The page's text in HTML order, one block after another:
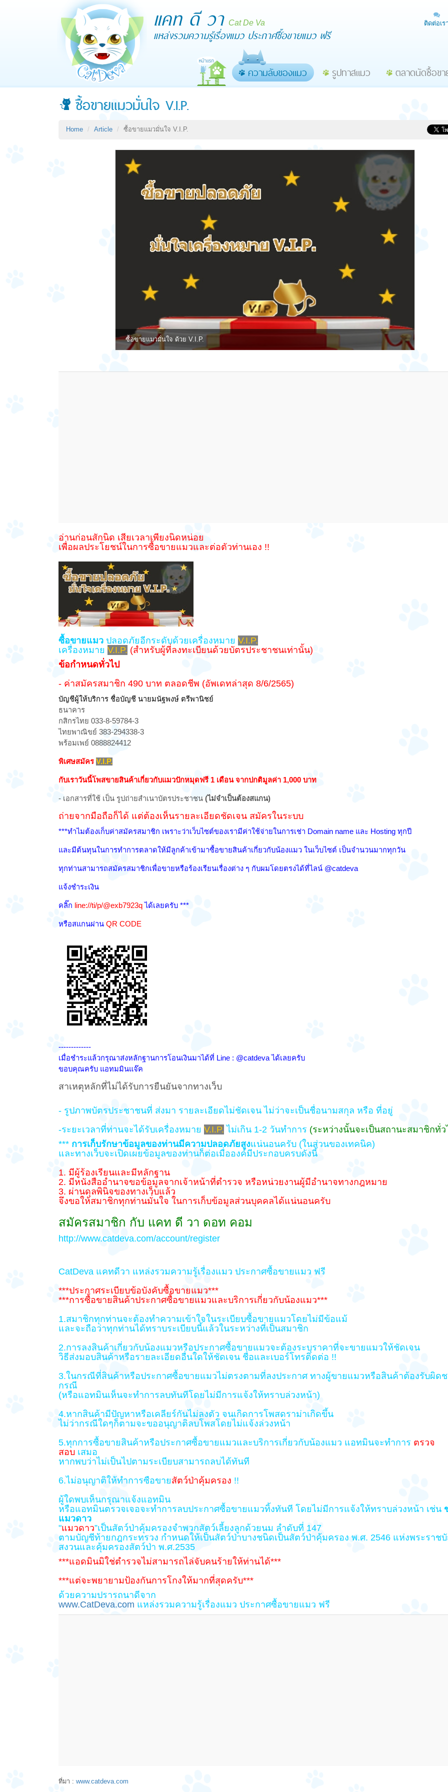
แคท ดี วา Cat De Va
แหล่งรวมความรู้เรื่องแมว ประกาศซื้อขายแมว ฟรี
ติดต่อเร
ความลับของแมว รูปทาสแมว ตลาดนัดซื้อข
ซื้อขายแมวมั่นใจ V.I.P.
Home Article ซื้อขายแมวมั่นใจ V.I.P.
ซื้อขายแมวมั่นใจ ด้วย V.I.P.
อ่านก่อนสักนิด เสียเวลาเพียงนิดหน่อย
เพื่อผลประโยชน์ในการซื้อขายแมวและต่อตัวท่านเอง !!
ซื้อขายแมว ปลอดภัยอีกระดับด้วยเครื่องหมาย V.I.P.
เครื่องหมาย V.I.P. (สำหรับผู้ที่ลงทะเบียนด้วยบัตรประชาชนเท่านั้น)
ข้อกำหนดทั่วไป
- ค่าสมัครสมาชิก 490 บาท ตลอดชีพ (อัพเดทล่าสุด 8/6/2565)
บัญชีผู้ให้บริการ ชื่อบัญชี นายมนัฐพงษ์ ตรีพานิชย์
ธนาคาร
กสิกรไทย 033-8-59784-3
ไทยพาณิขย์ 383-294338-3
พร้อมเพย์ 0888824412
พิเศษสมัคร V.I.P.
กับเราวันนี้โพสขายสินค้าเกี่ยวกับแมวปักหมุดฟรี 1 เดือน จากปกติมูลค่า 1,000 บาท
- เอกสารที่ใช้ เป็น รูปถ่ายสำเนาบัตรประชาชน (ไม่จำเป็นต้องสแกน)
ถ่ายจากมือถือก็ได้ แต่ต้องเห็นรายละเอียดชัดเจน สมัครในระบบ
***ทำไมต้องเก็บค่าสมัครสมาชิก เพราะว่าเว็บไซต์ของเรามีค่าใช้จ่ายในการเช่า Domain name และ Hosting ทุกปี
และมีต้นทุนในการทำการตลาดให้มีลูกค้าเข้ามาซื้อขายสินค้าเกี่ยวกับน้องแมว ในเว็บไซต์ เป็นจำนวนมากทุกวัน
ทุกท่านสามารถสมัครสมาชิกเพื่อขายหรือร้องเรียนเรื่องต่าง ๆ กับผมโดยตรงได้ที่ไลน์ @catdeva
แจ้งชำระเงิน
คลิ๊ก line://ti/p/@exb7923q ได้เลยครับ ***
หรือสแกนผ่าน QR CODE
-------------
เมื่อชำระแล้วกรุณาส่งหลักฐานการโอนเงินมาได้ที่ Line : @catdeva ได้เลยครับ
ขอบคุณครับ แอทมมินแจ๊ค
สาเหตุหลักที่ไม่ได้รับการยืนยันจากทางเว็บ
- รูปภาพบัตรประชาชนที่ ส่งมา รายละเอียดไม่ชัดเจน ไม่ว่าจะเป็นชื่อนามสกุล หรือ ที่อยู่
-ระยะเวลาที่ท่านจะได้รับเครื่องหมาย V.I.P. ไม่เกิน 1-2 วันทำการ (ระหว่างนั้นจะเป็นสถานะสมาชิกทั่ว
*** การเก็บรักษาข้อมูลของท่านมีความปลอดภัยสูงแน่นอนครับ (ในส่วนของเทคนิค)
และทางเว็บจะเปิดเผยข้อมูลของท่านก็ต่อเมื่อองค์มีประกอบครบดังนี้
1. มีผู้ร้องเรียนและมีหลักฐาน
2. มีหนังสืออำนาจขอข้อมูลจากเจ้าหน้าที่ตำรวจ หรือหน่วยงานผู้มีอำนาจทางกฎหมาย
3. ผ่านดุลพินิจของทางเว็บแล้ว
จึงขอให้สมาชิกทุกท่านมั่นใจ ในการเก็บข้อมูลส่วนบุคคลได้แน่นอนครับ
สมัครสมาชิก กับ แคท ดี วา ดอท คอม
http://www.catdeva.com/account/register
CatDeva แคทดีวา แหล่งรวมความรู้เรื่องแมว ประกาศซื้อขายแมว ฟรี
***ประกาศระเบียบข้อบังคับซื้อขายแมว***
***การซื้อขายสินค้าประกาศซื้อขายแมวและบริการเกี่ยวกับน้องแมว***
1.สมาชิกทุกท่านจะต้องทำความเข้าใจในระเบียบซื้อขายแมวโดยไม่มีข้อแม้
และจะถือว่าทุกท่านได้ทราบระเบียบนี้แล้วในระหว่างที่เป็นสมาชิก
2.การลงสินค้าเกี่ยวกับน้องแมวหรือประกาศซื้อขายแมวจะต้องระบุราคาที่จะขายแมวให้ชัดเจน
วิธีส่งมอบสินค้าหรือรายละเอียดอื่นใดให้ชัดเจน ชื่อและเบอร์โทรติดต่อ !!
3.ในกรณีที่สินค้าหรือประกาศซื้อขายแมวไม่ตรงตามที่ลงประกาศ ทางผู้ขายแมวหรือสินค้าต้องรับผิด
กรณี
(หรือแอทมินเห็นจะทำการลบทันทีโดยไม่มีการแจ้งให้ทราบล่วงหน้า)
4.หากสินค้ามีปัญหาหรือเคลียร์กันไม่ลงตัว จนเกิดการโพสดราม่าเกิดขึ้น
ไม่ว่ากรณีใดๆก็ตามจะขออนุญาติลบโพสโดยไม่แจ้งล่วงหน้า
5.ทุกการซื้อขายสินค้าหรือประกาศซื้อขายแมวและบริการเกี่ยวกับน้องแมว แอทมินจะทำการ ตรวจ
สอบ เสมอ
หากพบว่าไม่เป็นไปตามระเบียบสามารถลบได้ทันที
6.ไม่อนุญาติให้ทำการซือขายสัตว์ป่าคุ้มครอง !!
ผู้ใดพบเห็นกรุณาแจ้งแอทมิน
หรือแอทมินตรวจเจอจะทำการลบประกาศซื้อขายแมวทิ้งทันที โดยไม่มีการแจ้งให้ทราบล่วงหน้า เช่น
แมวดาว
"แมวดาว”เป็นสัตว์ป่าคุ้มครองจำพวกสัตว์เลี้ยงลูกด้วยนม ลำดับที่ 147
ตามบัญชีท้ายกฎกระทรวง กำหนดให้เป็นสัตว์ป่าบางชนิดเป็นสัตว์ป่าคุ้มครอง พ.ศ. 2546 แห่งพระรา
สงวนและคุ้มครองสัตว์ป่า พ.ศ.2535
***แอดมินมิใช่ตำรวจไม่สามารถไล่จับคนร้ายให้ท่านได้***
***แต่จะพยายามป้องกันการโกงให้มากที่สุดครับ***
ด้วยความปรารถนาดีจาก
www.CatDeva.com แหล่งรวมความรู้เรื่องแมว ประกาศซื้อขายแมว ฟรี
ที่มา : www.catdeva.com